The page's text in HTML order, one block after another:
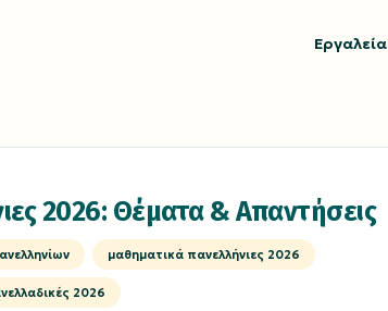
Εργαλεία
2026: Θέματα & Απαντήσεις
μαθηματικά πανελλήνιες 2026
2026